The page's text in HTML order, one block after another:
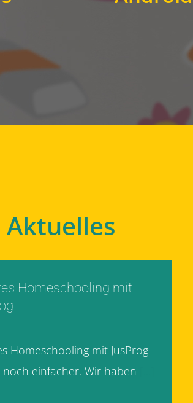
Aktuelles
Homeschooling mit
Homeschooling mit JusProg
noch einfacher. Wir haben